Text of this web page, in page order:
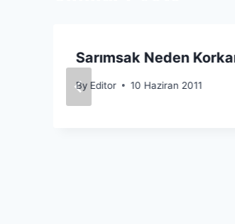
Sarımsak Neden
By Editor 10 Haziran 2011